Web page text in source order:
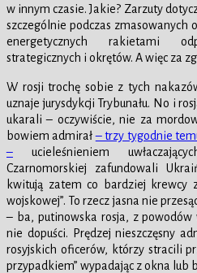
w innym czasie. Jakie? Zarzuty
szczególnie podczas zmasowanych
energetycznych rakietami
strategicznych i okrętów. A więc za
W rosji trochę sobie z tych
uznaje jurysdykcji Trybunału. No i
ukarali – oczywiście, nie za
bowiem admirał– trzy tygodnie
– ucieleśnieniem
Czarnomorskiej zafundowali
kwitują zatem co bardziej krewcy
wojskowej”. To rzecz jasna nie
– ba, putinowska rosja, z
nie dopuści. Prędzej nieszczęsny
rosyjskich oficerów, którzy stracili
przypadkiem” wypadając z okna lub